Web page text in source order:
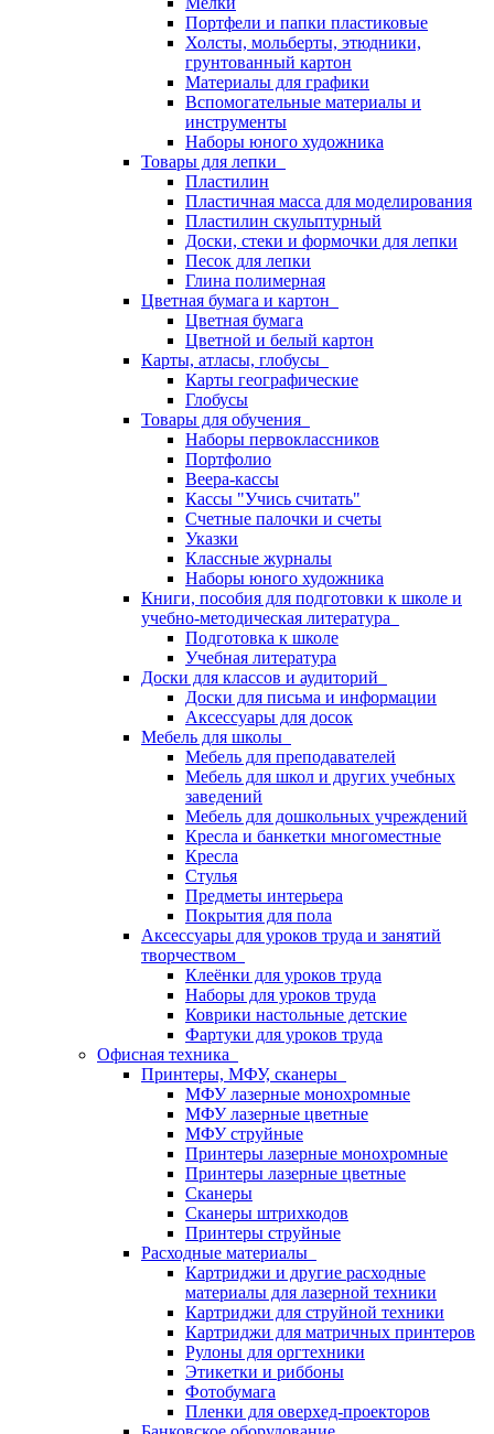
Портфели и папки пластиковые
Холсты, мольберты, этюдники,
грунтованный картон
Материалы для графики
Вспомогательные материалы и
инструменты
Наборы юного художника
Товары для лепки
Пластилин
Пластичная масса для моделирования
Пластилин скульптурный
Доски, стеки и формочки для лепки
Песок для лепки
Глина полимерная
Цветная бумага и картон
Цветная бумага
Цветной и белый картон
Карты, атласы, глобусы
Карты географические
Глобусы
Товары для обучения
Наборы первоклассников
Портфолио
Веера-кассы
Кассы "Учись считать"
Счетные палочки и счеты
Указки
Классные журналы
Наборы юного художника
Книги, пособия для подготовки к школе и
учебно-методическая литература
Подготовка к школе
Учебная литература
Доски для классов и аудиторий
Доски для письма и информации
Аксессуары для досок
Мебель для школы
Мебель для преподавателей
Мебель для школ и других учебных
заведений
Мебель для дошкольных учреждений
Кресла и банкетки многоместные
Кресла
Стулья
Предметы интерьера
Покрытия для пола
Аксессуары для уроков труда и занятий
творчеством
Клеёнки для уроков труда
Наборы для уроков труда
Коврики настольные детские
Фартуки для уроков труда
Офисная техника
Принтеры, МФУ, сканеры
МФУ лазерные монохромные
МФУ лазерные цветные
МФУ струйные
Принтеры лазерные монохромные
Принтеры лазерные цветные
Сканеры
Сканеры штрихкодов
Принтеры струйные
Расходные материалы
Картриджи и другие расходные
материалы для лазерной техники
Картриджи для струйной техники
Картриджи для матричных принтеров
Рулоны для оргтехники
Этикетки и риббоны
Фотобумага
Пленки для оверхед-проекторов